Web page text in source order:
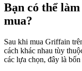
Bạn có thể
mua?
Sau khi mua Griffain
cách khác nhau tùy
các lựa chọn, đây là